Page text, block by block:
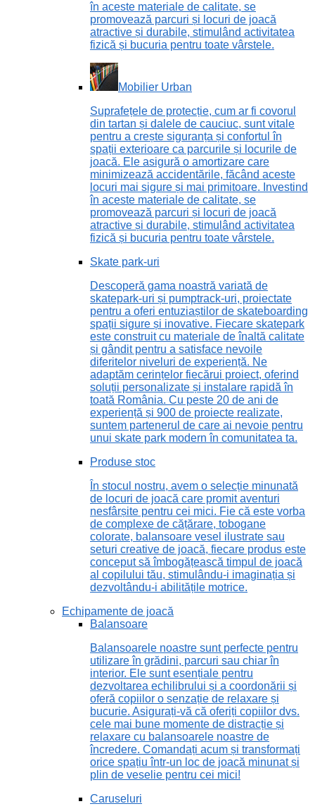
în aceste materiale de calitate, se
promovează parcuri și locuri de joacă
atractive și durabile, stimulând activitatea
fizică și bucuria pentru toate vârstele.
Mobilier Urban
Suprafețele de protecție, cum ar fi covorul
din tartan și dalele de cauciuc, sunt vitale
pentru a crește siguranța și confortul în
spații exterioare ca parcurile și locurile de
joacă. Ele asigură o amortizare care
minimizează accidentările, făcând aceste
locuri mai sigure și mai primitoare. Investind
în aceste materiale de calitate, se
promovează parcuri și locuri de joacă
atractive și durabile, stimulând activitatea
fizică și bucuria pentru toate vârstele.
Skate park-uri
Descoperă gama noastră variată de
skatepark-uri și pumptrack-uri, proiectate
pentru a oferi entuziaștilor de skateboarding
spații sigure și inovative. Fiecare skatepark
este construit cu materiale de înaltă calitate
și gândit pentru a satisface nevoile
diferitelor niveluri de experiență. Ne
adaptăm cerințelor fiecărui proiect, oferind
soluții personalizate și instalare rapidă în
toată România. Cu peste 20 de ani de
experiență și 900 de proiecte realizate,
suntem partenerul de care ai nevoie pentru
unui skate park modern în comunitatea ta.
Produse stoc
În stocul nostru, avem o selecție minunată
de locuri de joacă care promit aventuri
nesfârșite pentru cei mici. Fie că este vorba
de complexe de cățărare, tobogane
colorate, balansoare vesel ilustrate sau
seturi creative de joacă, fiecare produs este
conceput să îmbogățească timpul de joacă
al copilului tău, stimulându-i imaginația și
dezvoltându-i abilitățile motrice.
Echipamente de joacă
Balansoare
Balansoarele noastre sunt perfecte pentru
utilizare în grădini, parcuri sau chiar în
interior. Ele sunt esențiale pentru
dezvoltarea echilibrului și a coordonării și
oferă copiilor o senzație de relaxare și
bucurie. Asigurați-vă că oferiți copiilor dvs.
cele mai bune momente de distracție și
relaxare cu balansoarele noastre de
încredere. Comandați acum și transformați
orice spațiu într-un loc de joacă minunat și
plin de veselie pentru cei mici!
Caruseluri